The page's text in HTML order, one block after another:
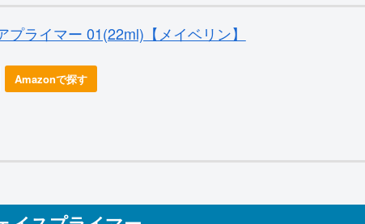
プライマー 01(22ml)【メイベリン】
Amazonで探す